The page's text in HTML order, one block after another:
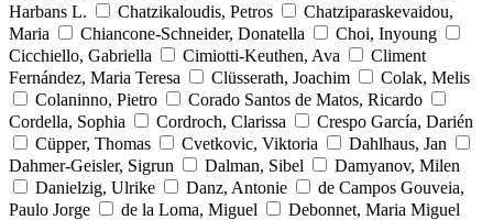
Harbans L.
Chatzikaloudis, Petros
Chatziparaskevaidou,
Maria
Chiancone-Schneider, Donatella
Choi, Inyoung
Cicchiello, Gabriella
Cimiotti-Keuthen, Ava
Climent
Fernández, Maria Teresa
Clüsserath, Joachim
Colak, Melis
Colaninno, Pietro
Corado Santos de Matos, Ricardo
Cordella, Sophia
Cordroch, Clarissa
Crespo García, Darién
Cüpper, Thomas
Cvetkovic, Viktoria
Dahlhaus, Jan
Dahmer-Geisler, Sigrun
Dalman, Sibel
Damyanov, Milen
Danielzig, Ulrike
Danz, Antonie
de Campos Gouveia,
Paulo Jorge
de la Loma, Miguel
Debonnet, Maria Miguel